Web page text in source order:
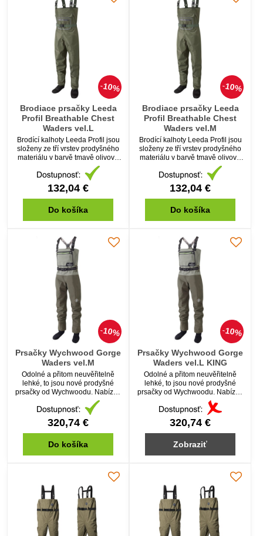
10%
Brodiace prsačky Leeda
Profil Breathable Chest
Waders vel.L
Brodící kalhoty Leeda Profil jsou
složeny ze tří vrstev prodyšného
materiálu v barvě tmavě olivové
pro maximální voděodolnost a
zároveň komfortní prodyšnost.
132,04 €
Do košíka
10%
Brodiace prsačky Leeda
Profil Breathable Chest
Waders vel.M
Brodící kalhoty Leeda Profil jsou
složeny ze tří vrstev prodyšného
materiálu v barvě tmavě olivové
pro maximální voděodolnost a
zároveň komfortní prodyšnost.
132,04 €
Do košíka
10%
Prsačky Wychwood Gorge
Waders vel.M
Odolné a přitom neuvěřitelně
lehké, to jsou nové prodyšné
prsačky od Wychwoodu. Nabízejí
vše od pohodlí a bezpečnosti.
Ideální pro aktivní rybáře, kteří
jsou stále v pohybu.
320,74 €
Do košíka
10%
Prsačky Wychwood Gorge
Waders vel.L KING
Odolné a přitom neuvěřitelně
lehké, to jsou nové prodyšné
prsačky od Wychwoodu. Nabízejí
vše od pohodlí a bezpečnosti.
Ideální pro aktivní rybáře, kteří
jsou stále v pohybu.
320,74 €
Zobraziť